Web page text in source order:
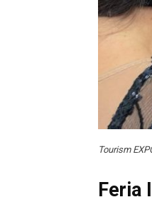
Tourism
Feria